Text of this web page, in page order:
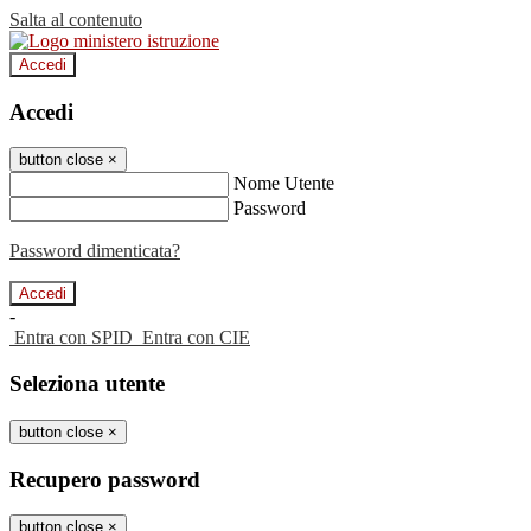
Salta al contenuto
Accedi
Accedi
button close ×
Nome Utente
Password
Password dimenticata?
-
Entra con SPID Entra con CIE
Seleziona utente
button close ×
Recupero password
button close ×